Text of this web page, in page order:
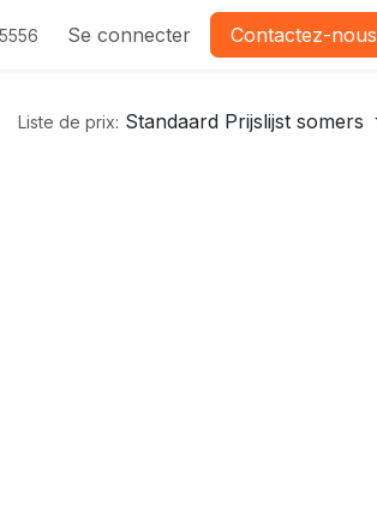
Se connecter Contactez-nous
Liste de prix: Standaard Prijslijst somers